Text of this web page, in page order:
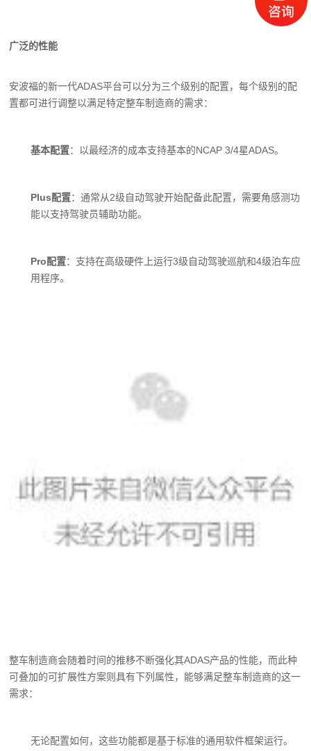
广泛的性能
安波福的新一代ADAS平台可以分为三个级别的配置，每个级别的配
置都可进行调整以满足特定整车制造商的需求：
基本配置：以最经济的成本支持基本的NCAP 3/4星ADAS。
Plus配置：通常从2级自动驾驶开始配备此配置，需要角感测功
能以支持驾驶员辅助功能。
Pro配置：支持在高级硬件上运行3级自动驾驶巡航和4级泊车应
用程序。
整车制造商会随着时间的推移不断强化其ADAS产品的性能，而此种
可叠加的可扩展性方案则具有下列属性，能够满足整车制造商的这一
需求：
无论配置如何，这些功能都是基于标准的通用软件框架运行。